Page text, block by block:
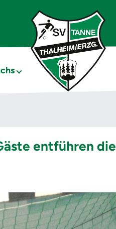
entführen die